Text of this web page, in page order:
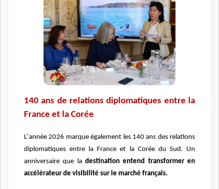
140 ans de relations diplomatiques entre la
France et la Corée
L’année 2026 marque également les 140 ans des relations
diplomatiques entre la France et la Corée du Sud. Un
anniversaire que la destination entend transformer en
accé érateur de visibilité sur le marché français.